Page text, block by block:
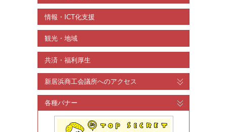
情報・ICT化支援
観光・地域
共済・福利厚生
新居浜商工会議所へのアクセス
各種バナー